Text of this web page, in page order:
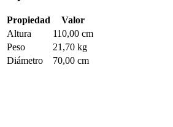
Propiedad
Valor
Altura
110,00 cm
Peso
21,70 kg
Diámetro
70,00 cm